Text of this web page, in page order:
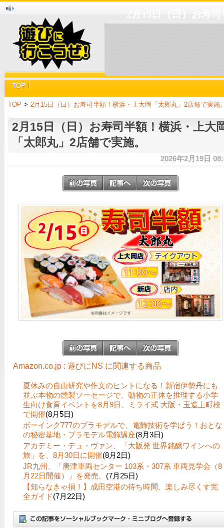
2月15日（日）お寿
TOP > 2月15日（日）お寿司半額！横浜・上大岡「太郎丸」2店舗で実施
2月15日（日）お寿司半額！横浜・上大
「太郎丸」2店舗で実施。
2026年2月19日
Amazon.co.jp : 遊びにNS に関連する商品
夏休みの自由研究や作文のヒントになる！新宿伊勢丹にも
並ぶ本物の燻製ソーセージで、動物の正体を推理する小学
生向け食育イベントを8月9日、ミライ式 大阪・玉造上町校
で開催(8月5日)
ボーイング777のプラモデルで、電飾技術を学ぼう！おとな
の秘密基地・プラモデル電飾講座(8月3日)
アカデミー・デュ・ヴァン、「大阪発 世界銘醸ワインへの
旅」を、8月30日に開催(8月2日)
JR九州、「唐津車両センター 103系・307系 車両見学会（8
月22日開催）」を発売。 (7月25日)
【知らなきゃ損！】成田空港の待ち時間、楽しみ尽くす完
全ガイド(7月22日)